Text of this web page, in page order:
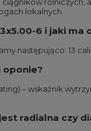
lokalnych.
6 i jaki ma
następująco: 13
oponie?
– wskaźnik
radialna czy